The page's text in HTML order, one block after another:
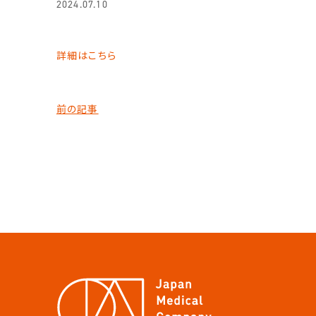
2024.07.10
詳細はこちら
前の記事